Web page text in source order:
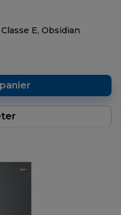
E, Obsidian